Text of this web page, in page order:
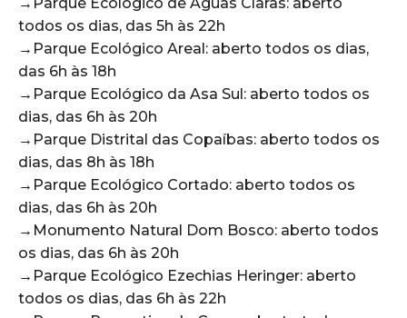
todos os dias, das 5h às 22h
→Parque Ecológico Areal: aberto todos os dias,
das 6h às 18h
→Parque Ecológico da Asa Sul: aberto todos os
dias, das 6h às 20h
→Parque Distrital das Copaíbas: aberto todos os
dias, das 8h às 18h
→Parque Ecológico Cortado: aberto todos os
dias, das 6h às 20h
→Monumento Natural Dom Bosco: aberto todos
os dias, das 6h às 20h
→Parque Ecológico Ezechias Heringer: aberto
todos os dias, das 6h às 22h